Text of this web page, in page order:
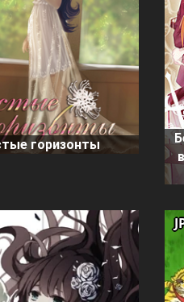
горизонты